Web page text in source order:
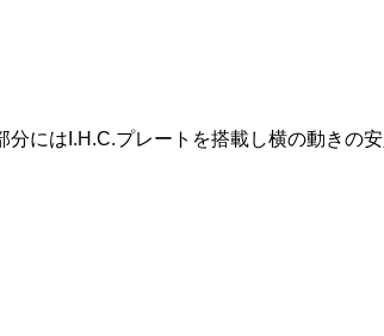
にはI.H.C.プレートを搭載し横の動きの